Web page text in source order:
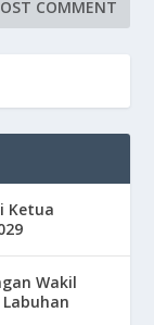
Ketua
Wakil